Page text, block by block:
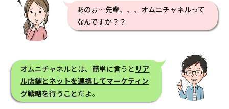
あのぉ…先輩、、、オムニチャネルって
なんですか？？
オムニチャネルとは、簡単に言うと リア
ル店舗とネットを連携してマーケティン
グ戦略を行うことだよ。